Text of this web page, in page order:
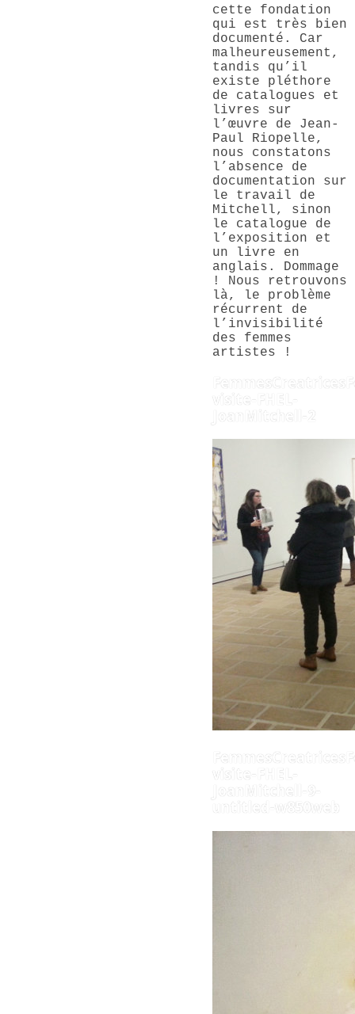
cette fondation
qui est très bien
documenté. Car
malheureusement,
tandis qu’il
existe pléthore
de catalogues et
livres sur
l’œuvre de Jean-
Paul Riopelle,
nous constatons
l’absence de
documentation sur
le travail de
Mitchell, sinon
le catalogue de
l’exposition et
un livre en
anglais. Dommage
! Nous retrouvons
là, le problème
récurrent de
l’invisibilité
des femmes
artistes !
JoanMitchell-2
JoanMitchell-9-
untitled-w850web